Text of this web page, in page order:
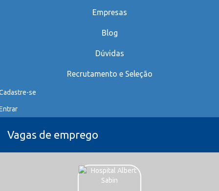
Empresas
Blog
Dúvidas
Recrutamento e Seleção
se
Vagas de emprego